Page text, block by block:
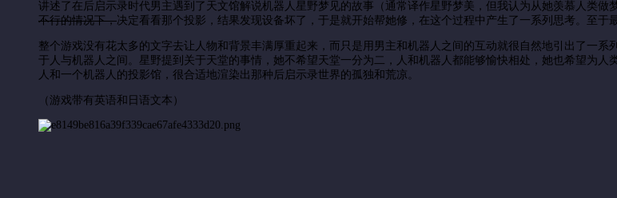
讲述了在后启示录时代男主遇到了天文馆解说机器人星野梦见的故事（通常译作星野梦美，但我认为从她羡慕人类
不行的情况下，决定看看那个投影，结果发现设备坏了，于是就开始帮她修，在这个过程中产生了一系列思考。至于
整个游戏没有花太多的文字去让人物和背景丰满厚重起来，而只是用男主和机器人之间的互动就很自然地引出了一
于人与机器人之间。星野提到关于天堂的事情，她不希望天堂一分为二，人和机器人都能够愉快相处，她也希望为
人和一个机器人的投影馆，很合适地渲染出那种后启示录世界的孤独和荒凉。
（游戏带有英语和日语文本）